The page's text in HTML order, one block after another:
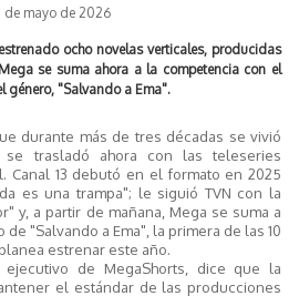
de mayo de 2026
ocho novelas verticales, producidas
se suma ahora a la competencia con el
género, "Salvando a Ema".
durante más de tres décadas se vivió
trasladó ahora con las teleseries
Canal 13 debutó en el formato en 2025
es una trampa"; le siguió TVN con la
y, a partir de mañana, Mega se suma a
"Salvando a Ema", la primera de las 10
estrenar este año.
ejecutivo de MegaShorts, dice que la
el estándar de las producciones